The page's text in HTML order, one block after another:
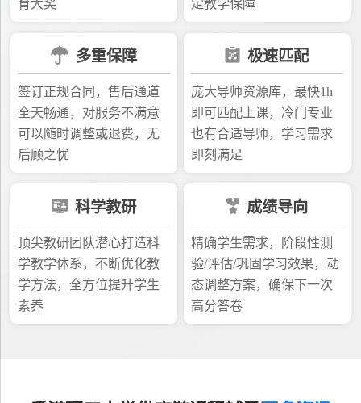
育大奖
定教学保障
多重保障
签订正规合同，售后通道
全天畅通，对服务不满意
可以随时调整或退费，无
后顾之忧
极速匹配
庞大导师资源库，最快1h
即可匹配上课，冷门专业
也有合适导师，学习需求
即刻满足
科学教研
顶尖教研团队潜心打造科
学教学体系，不断优化教
学方法，全方位提升学生
素养
成绩导向
精确学生需求，阶段性测
验/评估/巩固学习效果，动
态调整方案，确保下一次
高分答卷